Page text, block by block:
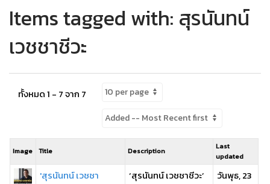
Items tagged with: สุรนันทน์
เวชชาชีวะ
ทั้งหมด 1 - 7 จาก 7
Image Title Description
Last
updated
'สุรนันทน์ เวชชา
‘สุรนันทน์ เวชชาชีวะ’
วันพุธ, 23